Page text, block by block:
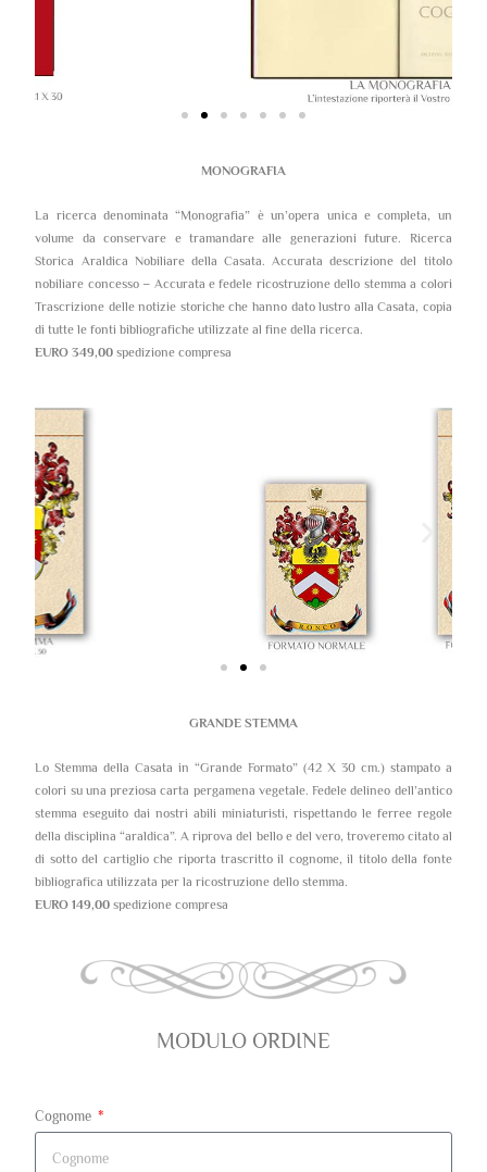
MONOGRAFIA
La ricerca denominata “Monografia” è un’opera unica e completa, un
volume da conservare e tramandare alle generazioni future. Ricerca
Storica Araldica Nobiliare della Casata. Accurata descrizione del titolo
nobiliare concesso – Accurata e fedele ricostruzione dello stemma a colori
Trascrizione delle notizie storiche che hanno dato lustro alla Casata, copia
di tutte le fonti bibliografiche utilizzate al fine della ricerca.
EURO 349,00 spedizione compresa
GRANDE STEMMA
Lo Stemma della Casata in “Grande Formato” (42 X 30 cm.) stampato a
colori su una preziosa carta pergamena vegetale. Fedele delineo dell’antico
stemma eseguito dai nostri abili miniaturisti, rispettando le ferree regole
della disciplina “araldica”. A riprova del bello e del vero, troveremo citato al
di sotto del cartiglio che riporta trascritto il cognome, il titolo della fonte
bibliografica utilizzata per la ricostruzione dello stemma.
EURO 149,00 spedizione compresa
MODULO ORDINE
Cognome